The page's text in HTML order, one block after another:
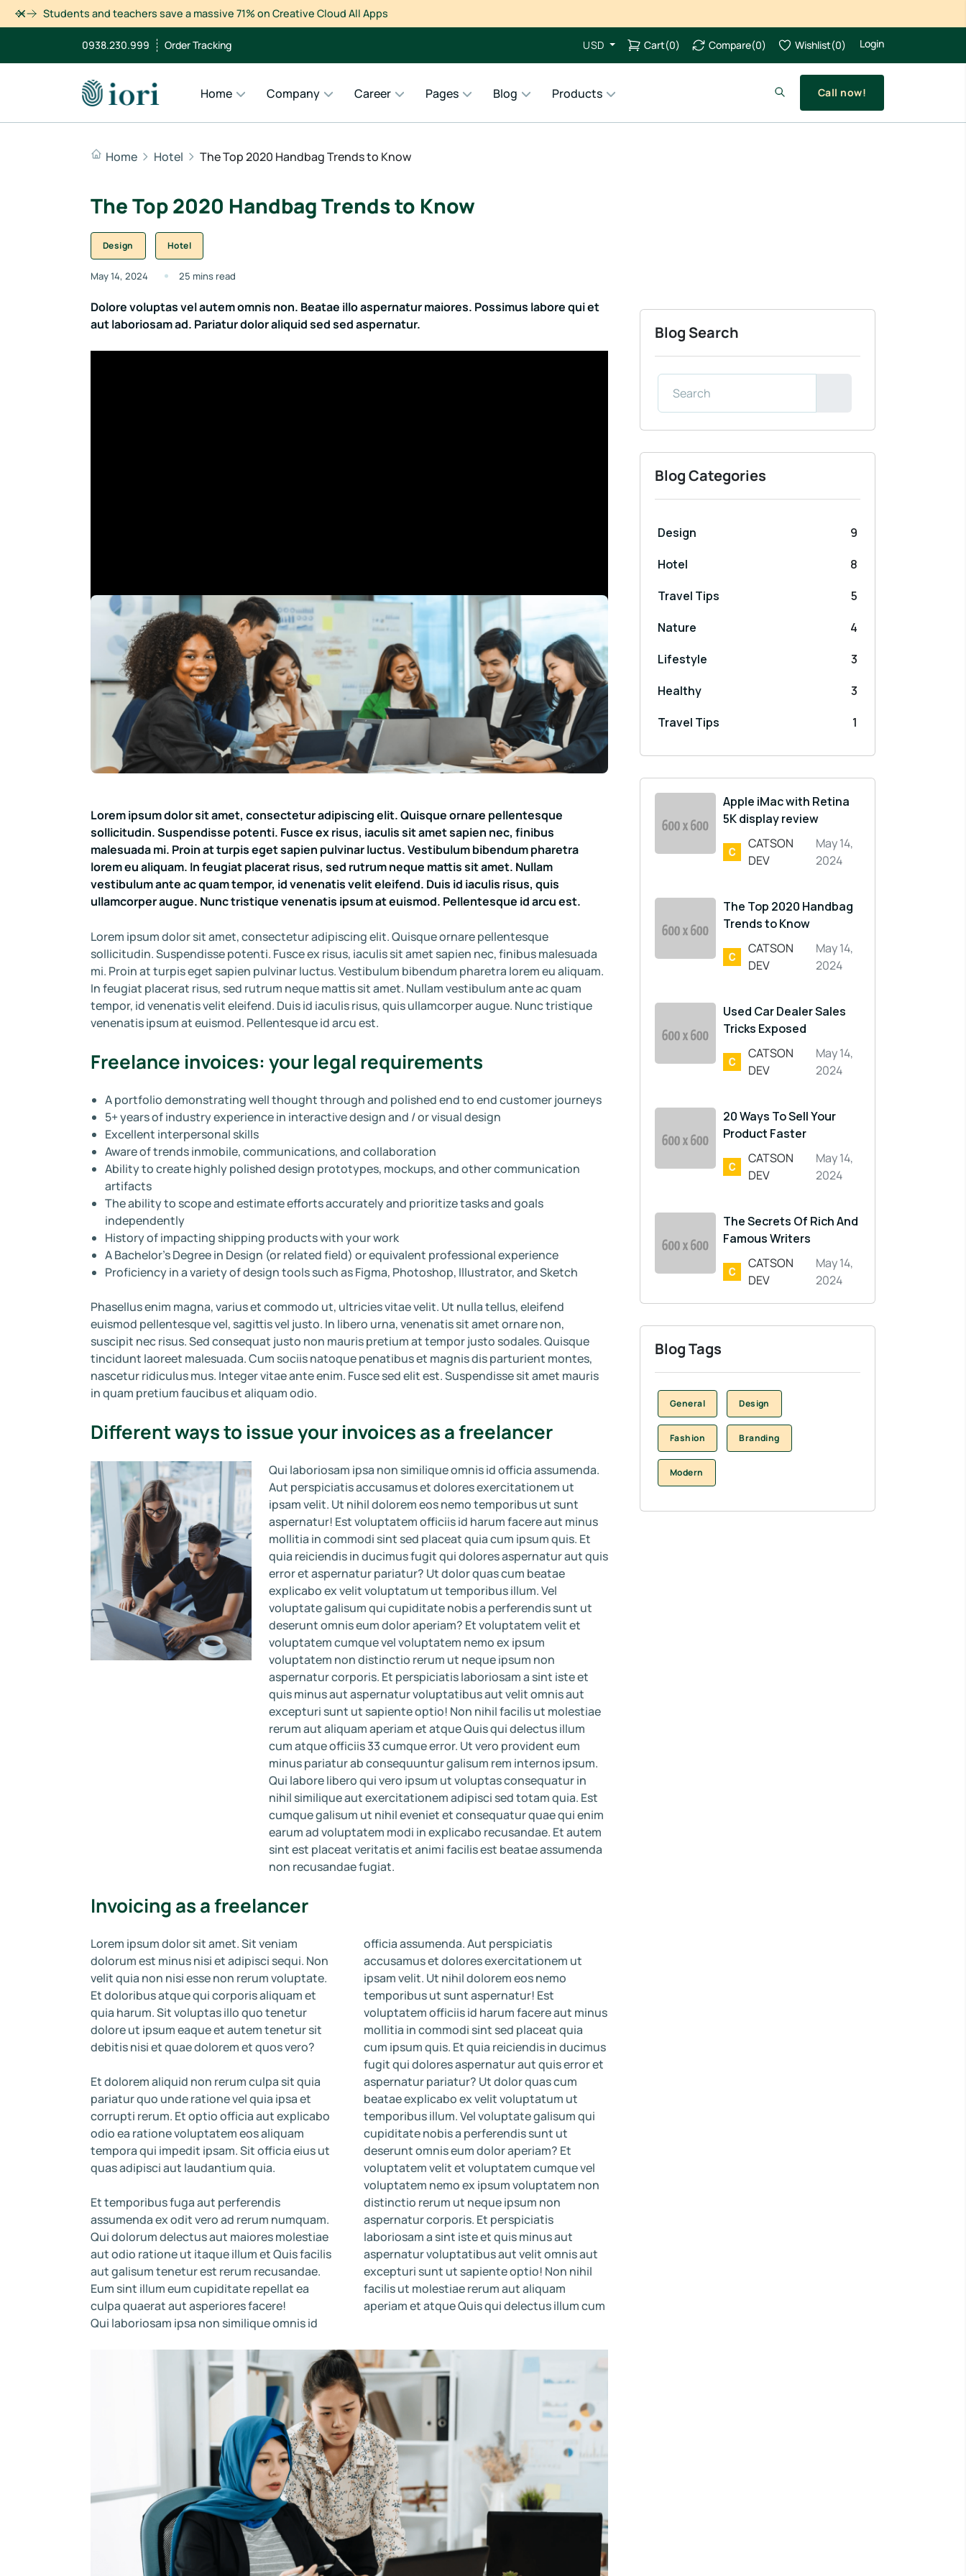
Students and teachers save a massive 71% on Creative Cloud All Apps
Dismiss
0938.230.999 Order Tracking USD Cart(0) Compare(0) Wishlist(0) Login
Home Company Career Pages Blog Products Call now!
Home Hotel The Top 2020 Handbag Trends to Know
The Top 2020 Handbag Trends to Know
Design Hotel
May 14, 2024 25 mins read
Dolore voluptas vel autem omnis non. Beatae illo aspernatur maiores. Possimus labore qui et
aut laboriosam ad. Pariatur dolor aliquid sed sed aspernatur.
Lorem ipsum dolor sit amet, consectetur adipiscing elit. Quisque ornare pellentesque
sollicitudin. Suspendisse potenti. Fusce ex risus, iaculis sit amet sapien nec, finibus
malesuada mi. Proin at turpis eget sapien pulvinar luctus. Vestibulum bibendum pharetra
lorem eu aliquam. In feugiat placerat risus, sed rutrum neque mattis sit amet. Nullam
vestibulum ante ac quam tempor, id venenatis velit eleifend. Duis id iaculis risus, quis
ullamcorper augue. Nunc tristique venenatis ipsum at euismod. Pellentesque id arcu est.
Lorem ipsum dolor sit amet, consectetur adipiscing elit. Quisque ornare pellentesque
sollicitudin. Suspendisse potenti. Fusce ex risus, iaculis sit amet sapien nec, finibus malesuada
mi. Proin at turpis eget sapien pulvinar luctus. Vestibulum bibendum pharetra lorem eu aliquam.
In feugiat placerat risus, sed rutrum neque mattis sit amet. Nullam vestibulum ante ac quam
tempor, id venenatis velit eleifend. Duis id iaculis risus, quis ullamcorper augue. Nunc tristique
venenatis ipsum at euismod. Pellentesque id arcu est.
Freelance invoices: your legal requirements
A portfolio demonstrating well thought through and polished end to end customer journeys
5+ years of industry experience in interactive design and / or visual design
Excellent interpersonal skills
Aware of trends inmobile, communications, and collaboration
Ability to create highly polished design prototypes, mockups, and other communication
artifacts
The ability to scope and estimate efforts accurately and prioritize tasks and goals
independently
History of impacting shipping products with your work
A Bachelor’s Degree in Design (or related field) or equivalent professional experience
Proficiency in a variety of design tools such as Figma, Photoshop, Illustrator, and Sketch
Phasellus enim magna, varius et commodo ut, ultricies vitae velit. Ut nulla tellus, eleifend
euismod pellentesque vel, sagittis vel justo. In libero urna, venenatis sit amet ornare non,
suscipit nec risus. Sed consequat justo non mauris pretium at tempor justo sodales. Quisque
tincidunt laoreet malesuada. Cum sociis natoque penatibus et magnis dis parturient montes,
nascetur ridiculus mus. Integer vitae ante enim. Fusce sed elit est. Suspendisse sit amet mauris
in quam pretium faucibus et aliquam odio.
Different ways to issue your invoices as a freelancer
Qui laboriosam ipsa non similique omnis id officia assumenda.
Aut perspiciatis accusamus et dolores exercitationem ut
ipsam velit. Ut nihil dolorem eos nemo temporibus ut sunt
aspernatur! Est voluptatem officiis id harum facere aut minus
mollitia in commodi sint sed placeat quia cum ipsum quis. Et
quia reiciendis in ducimus fugit qui dolores aspernatur aut quis
error et aspernatur pariatur? Ut dolor quas cum beatae
explicabo ex velit voluptatum ut temporibus illum. Vel
voluptate galisum qui cupiditate nobis a perferendis sunt ut
deserunt omnis eum dolor aperiam? Et voluptatem velit et
voluptatem cumque vel voluptatem nemo ex ipsum
voluptatem non distinctio rerum ut neque ipsum non
aspernatur corporis. Et perspiciatis laboriosam a sint iste et
quis minus aut aspernatur voluptatibus aut velit omnis aut
excepturi sunt ut sapiente optio! Non nihil facilis ut molestiae
rerum aut aliquam aperiam et atque Quis qui delectus illum
cum atque officiis 33 cumque error. Ut vero provident eum
minus pariatur ab consequuntur galisum rem internos ipsum.
Qui labore libero qui vero ipsum ut voluptas consequatur in
nihil similique aut exercitationem adipisci sed totam quia. Est
cumque galisum ut nihil eveniet et consequatur quae qui enim
earum ad voluptatem modi in explicabo recusandae. Et autem
sint est placeat veritatis et animi facilis est beatae assumenda
non recusandae fugiat.
Invoicing as a freelancer
Lorem ipsum dolor sit amet. Sit veniam
dolorum est minus nisi et adipisci sequi. Non
velit quia non nisi esse non rerum voluptate.
Et doloribus atque qui corporis aliquam et
quia harum. Sit voluptas illo quo tenetur
dolore ut ipsum eaque et autem tenetur sit
debitis nisi et quae dolorem et quos vero?
Et dolorem aliquid non rerum culpa sit quia
pariatur quo unde ratione vel quia ipsa et
corrupti rerum. Et optio officia aut explicabo
odio ea ratione voluptatem eos aliquam
tempora qui impedit ipsam. Sit officia eius ut
quas adipisci aut laudantium quia.
Et temporibus fuga aut perferendis
assumenda ex odit vero ad rerum numquam.
Qui dolorum delectus aut maiores molestiae
aut odio ratione ut itaque illum et Quis facilis
aut galisum tenetur est rerum recusandae.
Eum sint illum eum cupiditate repellat ea
culpa quaerat aut asperiores facere!
Qui laboriosam ipsa non similique omnis id
officia assumenda. Aut perspiciatis
accusamus et dolores exercitationem ut
ipsam velit. Ut nihil dolorem eos nemo
temporibus ut sunt aspernatur! Est
voluptatem officiis id harum facere aut minus
mollitia in commodi sint sed placeat quia
cum ipsum quis. Et quia reiciendis in ducimus
fugit qui dolores aspernatur aut quis error et
aspernatur pariatur? Ut dolor quas cum
beatae explicabo ex velit voluptatum ut
temporibus illum. Vel voluptate galisum qui
cupiditate nobis a perferendis sunt ut
deserunt omnis eum dolor aperiam? Et
voluptatem velit et voluptatem cumque vel
voluptatem nemo ex ipsum voluptatem non
distinctio rerum ut neque ipsum non
aspernatur corporis. Et perspiciatis
laboriosam a sint iste et quis minus aut
aspernatur voluptatibus aut velit omnis aut
excepturi sunt ut sapiente optio! Non nihil
facilis ut molestiae rerum aut aliquam
aperiam et atque Quis qui delectus illum cum
Blog Search
Blog Categories
Design
9
Hotel
8
Travel Tips
5
Nature
4
Lifestyle
3
Healthy
3
Travel Tips
1
Apple iMac with Retina
5K display review
CATSON
DEV
May 14,
2024
The Top 2020 Handbag
Trends to Know
CATSON
DEV
May 14,
2024
Used Car Dealer Sales
Tricks Exposed
CATSON
DEV
May 14,
2024
20 Ways To Sell Your
Product Faster
CATSON
DEV
May 14,
2024
The Secrets Of Rich And
Famous Writers
CATSON
DEV
May 14,
2024
Blog Tags
General Design
Fashion Branding
Modern